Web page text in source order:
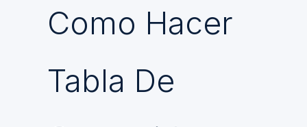
Como Hacer
Tabla De